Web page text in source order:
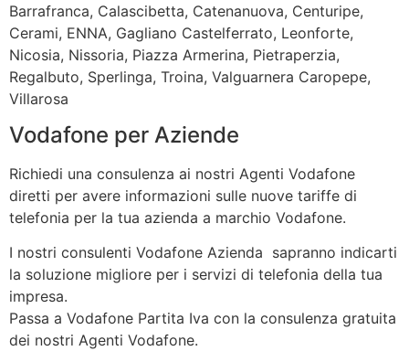
Barrafranca, Calascibetta, Catenanuova, Centuripe,
Cerami, ENNA, Gagliano Castelferrato, Leonforte,
Nicosia, Nissoria, Piazza Armerina, Pietraperzia,
Regalbuto, Sperlinga, Troina, Valguarnera Caropepe,
Villarosa
Vodafone per Aziende
Richiedi una consulenza ai nostri Agenti Vodafone
diretti per avere informazioni sulle nuove tariffe di
telefonia per la tua azienda a marchio Vodafone.
I nostri consulenti Vodafone Azienda sapranno indicarti
la soluzione migliore per i servizi di telefonia della tua
impresa.
Passa a Vodafone Partita Iva con la consulenza gratuita
dei nostri Agenti Vodafone.